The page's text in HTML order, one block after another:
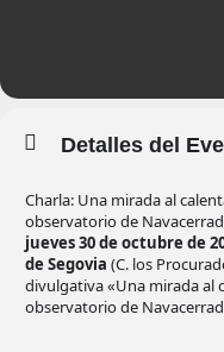
Detalles del
Charla: Una mirada al
observatorio de
jueves 30 de octubre de
de Segovia (C. los
divulgativa «Una mirada al
observatorio de